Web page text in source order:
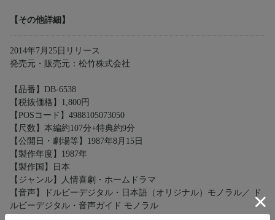
【その他詳細】
2014年7月25日リリース
発売元・販売元：松竹株式会社
【品番】DB-6538
【税抜価格】1,800円
【POSコード】4988105073050
【尺数】本編約107分+特典約9分
【公開日・劇場等】1987年8月15日
【製作年度】1987年
【製作国】日本
【ジャンル】人情喜劇・ホームドラマ
【音声】ドルビーデジタル・日本語（オリジナル）モノラル／ ド
ルビーデジタル・音声ガイド モノラル